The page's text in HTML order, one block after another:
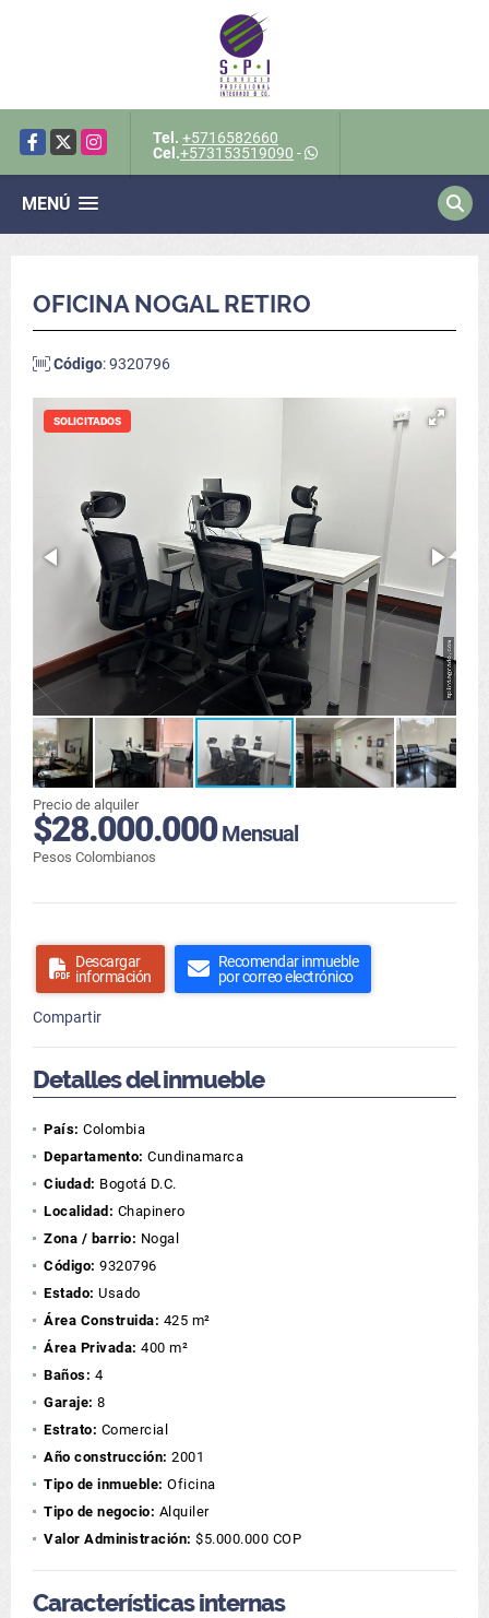
Facebook
X Instagram Tel. +5716582660
Cel.+573153519090 -
MENÚ
OFICINA NOGAL RETIRO
Código: 9320796
SOLICITADOS
Precio de alquiler
$28.000.000Mensual
Pesos Colombianos
Descargar
información
Recomendar inmueble
por correo electrónico
Compartir
Detalles del inmueble
País: Colombia
Departamento: Cundinamarca
Ciudad: Bogotá D.C.
Localidad: Chapinero
Zona / barrio: Nogal
Código: 9320796
Estado: Usado
Área Construida: 425 m²
Área Privada: 400 m²
Baños: 4
Garaje: 8
Estrato: Comercial
Año construcción: 2001
Tipo de inmueble: Oficina
Tipo de negocio: Alquiler
Valor Administración: $5.000.000 COP
Características internas